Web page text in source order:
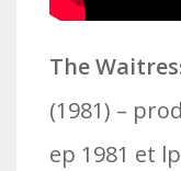
The
(1981) –
ep 1981 et